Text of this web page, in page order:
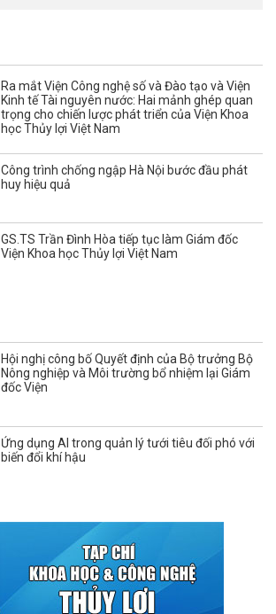
Ra mắt Viện Công nghệ số và Đào tạo và Viện
Kinh tế Tài nguyên nước: Hai mảnh ghép quan
trọng cho chiến lược phát triển của Viện Khoa
học Thủy lợi Việt Nam
Công trình chống ngập Hà Nội bước đầu phát
huy hiệu quả
GS.TS Trần Đình Hòa tiếp tục làm Giám đốc
Viện Khoa học Thủy lợi Việt Nam
Hội nghị công bố Quyết định của Bộ trưởng Bộ
Nông nghiệp và Môi trường bổ nhiệm lại Giám
đốc Viện
Ứng dụng AI trong quản lý tưới tiêu đối phó với
biến đổi khí hậu